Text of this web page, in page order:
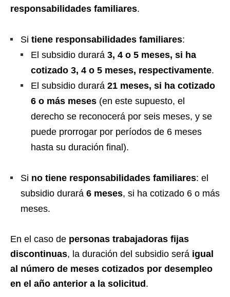
responsabilidades familiares.
Si tiene responsabilidades familiares:
El subsidio durará 3, 4 o 5 meses, si ha
cotizado 3, 4 o 5 meses, respectivamente.
El subsidio durará 21 meses, si ha cotizado
6 o más meses (en este supuesto, el
derecho se reconocerá por seis meses, y se
puede prorrogar por períodos de 6 meses
hasta su duración final).
Si no tiene responsabilidades familiares: el
subsidio durará 6 meses, si ha cotizado 6 o más
meses.
En el caso de personas trabajadoras fijas
discontinuas, la duración del subsidio será igual
al número de meses cotizados por desempleo
en el año anterior a la solicitud .